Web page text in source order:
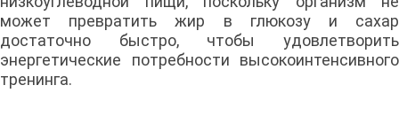
может превратить жир в глюкозу и сахар
достаточно быстро, чтобы удовлетворить
энергетические потребности высокоинтенсивного
тренинга.